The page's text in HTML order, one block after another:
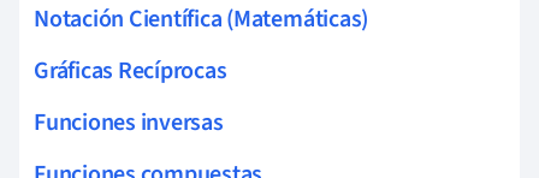
Notación Científica (Matemáticas)
Gráficas Recíprocas
Funciones inversas